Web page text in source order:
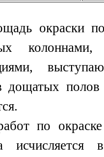
окраски
дощатых
по